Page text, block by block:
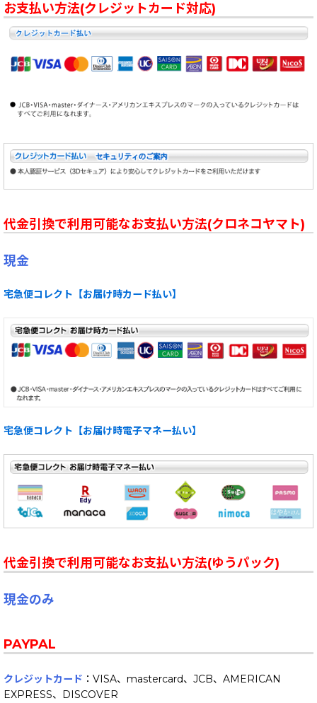
お支払い方法(クレジットカード対応)
代金引換で利用可能なお支払い方法(クロネコヤマト)
現金
宅急便コレクト【お届け時カード払い】
宅急便コレクト【お届け時電子マネー払い】
代金引換で利用可能なお支払い方法(ゆうパック)
現金のみ
PAYPAL
クレジットカード ：VISA、mastercard、JCB、AMERICAN
EXPRESS、DISCOVER